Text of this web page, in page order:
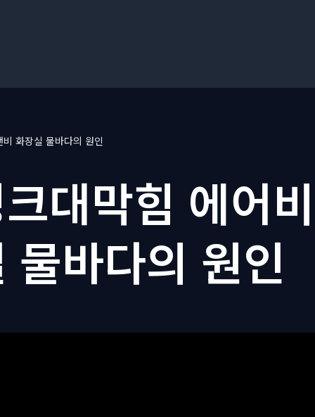
화장실 물바다의 원인
대막힘 에어
물바다의 원인